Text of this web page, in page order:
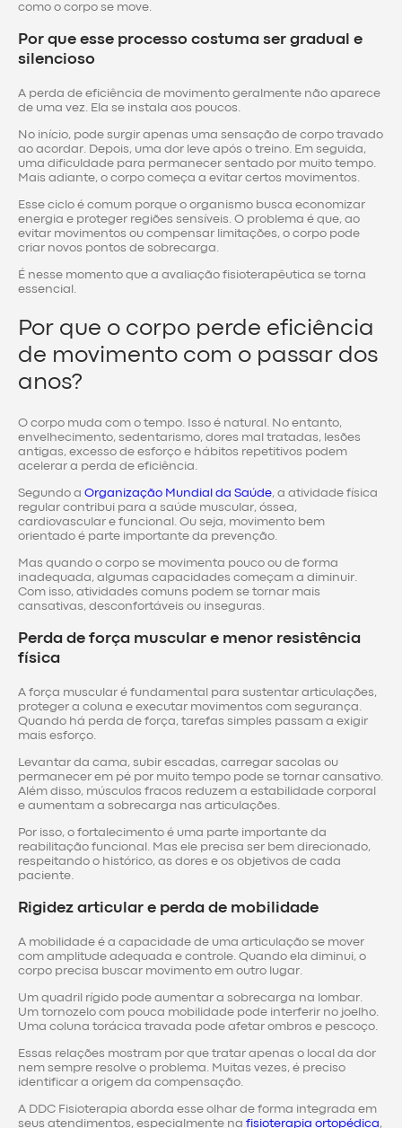
como o corpo se move.
Por que esse processo costuma ser gradual e
silencioso
A perda de eficiência de movimento geralmente não aparece
de uma vez. Ela se instala aos poucos.
No início, pode surgir apenas uma sensação de corpo travado
ao acordar. Depois, uma dor leve após o treino. Em seguida,
uma dificuldade para permanecer sentado por muito tempo.
Mais adiante, o corpo começa a evitar certos movimentos.
Esse ciclo é comum porque o organismo busca economizar
energia e proteger regiões sensíveis. O problema é que, ao
evitar movimentos ou compensar limitações, o corpo pode
criar novos pontos de sobrecarga.
É nesse momento que a avaliação fisioterapêutica se torna
essencial.
Por que o corpo perde eficiência
de movimento com o passar dos
anos?
O corpo muda com o tempo. Isso é natural. No entanto,
envelhecimento, sedentarismo, dores mal tratadas, lesões
antigas, excesso de esforço e hábitos repetitivos podem
acelerar a perda de eficiência.
Segundo a Organização Mundial da Saúde, a atividade física
regular contribui para a saúde muscular, óssea,
cardiovascular e funcional. Ou seja, movimento bem
orientado é parte importante da prevenção.
Mas quando o corpo se movimenta pouco ou de forma
inadequada, algumas capacidades começam a diminuir.
Com isso, atividades comuns podem se tornar mais
cansativas, desconfortáveis ou inseguras.
Perda de força muscular e menor resistência
física
A força muscular é fundamental para sustentar articulações,
proteger a coluna e executar movimentos com segurança.
Quando há perda de força, tarefas simples passam a exigir
mais esforço.
Levantar da cama, subir escadas, carregar sacolas ou
permanecer em pé por muito tempo pode se tornar cansativo.
Além disso, músculos fracos reduzem a estabilidade corporal
e aumentam a sobrecarga nas articulações.
Por isso, o fortalecimento é uma parte importante da
reabilitação funcional. Mas ele precisa ser bem direcionado,
respeitando o histórico, as dores e os objetivos de cada
paciente.
Rigidez articular e perda de mobilidade
A mobilidade é a capacidade de uma articulação se mover
com amplitude adequada e controle. Quando ela diminui, o
corpo precisa buscar movimento em outro lugar.
Um quadril rígido pode aumentar a sobrecarga na lombar.
Um tornozelo com pouca mobilidade pode interferir no joelho.
Uma coluna torácica travada pode afetar ombros e pescoço.
Essas relações mostram por que tratar apenas o local da dor
nem sempre resolve o problema. Muitas vezes, é preciso
identificar a origem da compensação.
A DDC Fisioterapia aborda esse olhar de forma integrada em
seus atendimentos, especialmente na fisioterapia ortopédica,